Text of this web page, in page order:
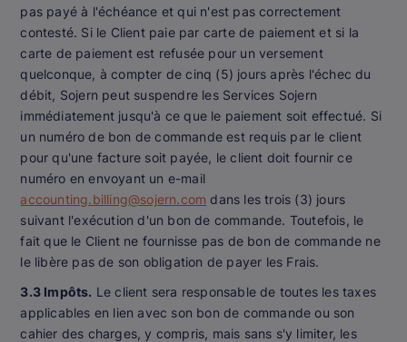
pas payé à l'échéance et qui n'est pas correctement
contesté. Si le Client paie par carte de paiement et si la
carte de paiement est refusée pour un versement
quelconque, à compter de cinq (5) jours après l'échec du
débit, Sojern peut suspendre les Services Sojern
immédiatement jusqu'à ce que le paiement soit effectué. Si
un numéro de bon de commande est requis par le client
pour qu'une facture soit payée, le client doit fournir ce
numéro en envoyant un e-mail
accounting.billing@sojern.com dans les trois (3) jours
suivant l'exécution d'un bon de commande. Toutefois, le
fait que le Client ne fournisse pas de bon de commande ne
le libère pas de son obligation de payer les Frais.
3.3 Impôts. Le client sera responsable de toutes les taxes
applicables en lien avec son bon de commande ou son
cahier des charges, y compris, mais sans s'y limiter, les